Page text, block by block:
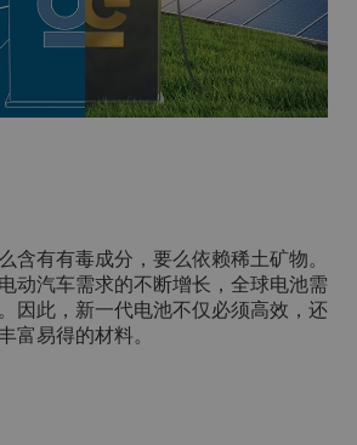
含有有毒成分，要么依赖稀土矿物。
动汽车需求的不断增长，全球电池需
因此，新一代电池不仅必须高效，还
富易得的材料。